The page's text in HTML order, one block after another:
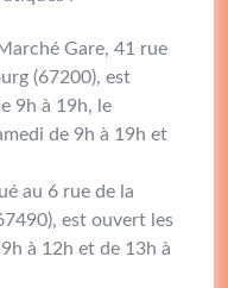
Gare, 41 rue
(67200), est
9h à 19h, le
de 9h à 19h et
au 6 rue de la
est ouvert les
à 12h et de 13h à